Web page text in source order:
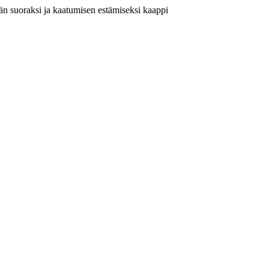
suoraksi ja kaatumisen estämiseksi kaappi